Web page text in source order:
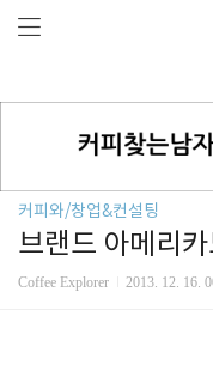
커피와/창업&컨설팅
브랜드 아메리
Coffee Explorer 2013. 12. 16.